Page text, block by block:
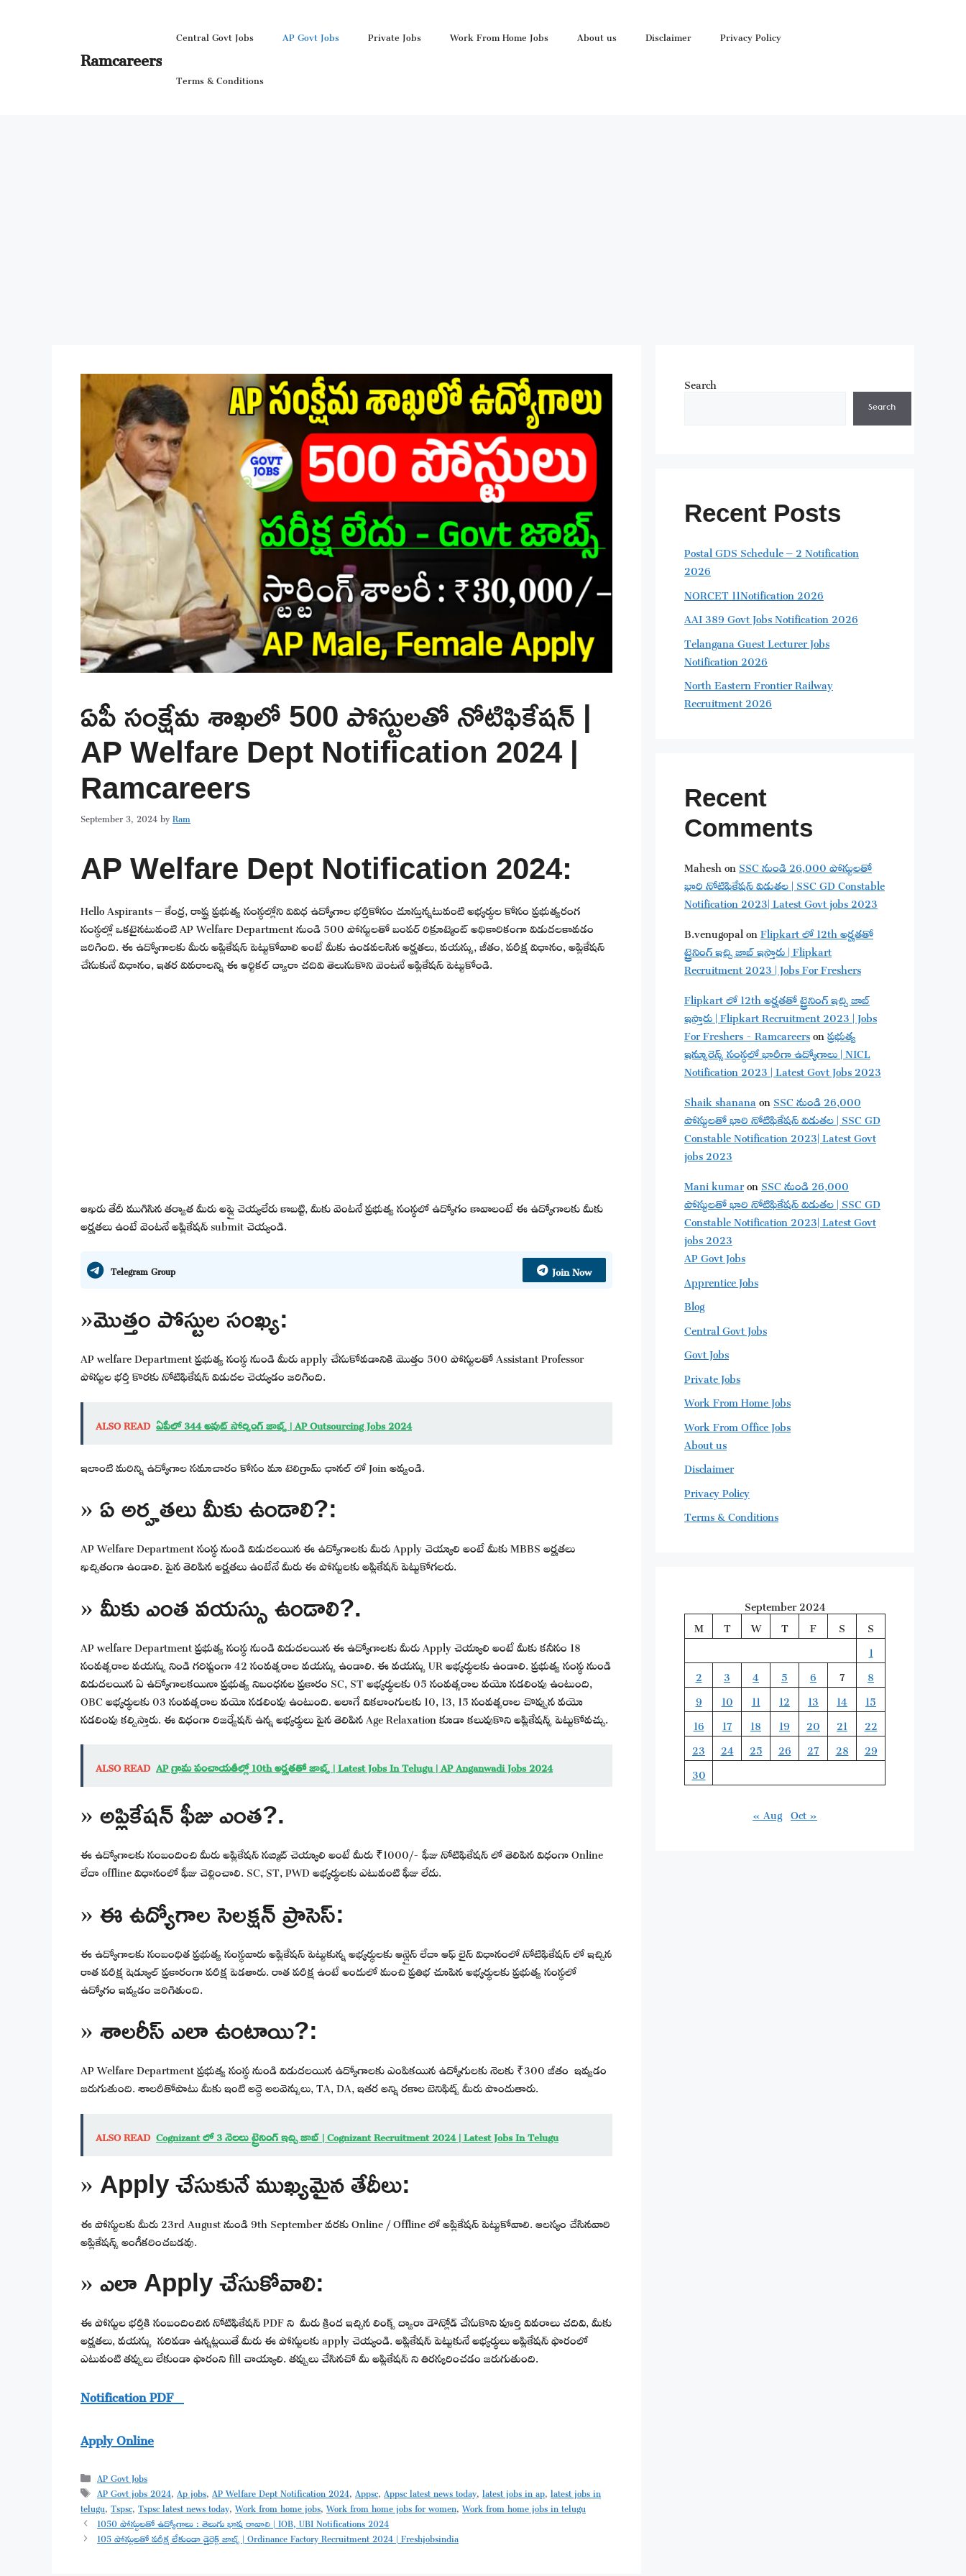
Ramcareers
Central Govt Jobs AP Govt Jobs Private Jobs Work From Home Jobs About us Disclaimer
Privacy Policy
Terms & Conditions
ఏపీ సంక్షేమ శాఖలో 500 పోస్టులతో నోటిఫికేషన్ |
AP Welfare Dept Notification 2024 |
Ramcareers
September 3, 2024byRam
AP Welfare Dept Notification 2024:
Hello Aspirants – కేంద్ర, రాష్ట్ర ప్రభుత్వ సంస్థల్లోని వివిధ ఉద్యోగాల భర్తీకోసం చూస్తున్నటువంటి అభ్యర్థుల కోసం ప్రభుత్వరంగ
సంస్థల్లో ఒకటైనటువంటి AP Welfare Department నుండి 500 పోస్టులతో బంపర్ రిక్రూట్మెంట్ అధికారికంగా విడుదలకావడం
జరిగింది. ఈ ఉద్యోగాలకు మీరు అప్లికేషన్ పెట్టుకోవాలి అంటే మీకు ఉండవలసిన అర్హతలు, వయస్సు, జీతం, పరీక్ష విధానం, అప్లికేషన్
చేసుకునే విధానం, ఇతర వివరాలన్ని ఈ ఆర్టికల్ ద్వారా చదివి తెలుసుకొని వెంటనే అప్లికేషన్ పెట్టుకోండి.
ఆఖరు తేదీ ముగిసిన తర్వాత మీరు అప్లై చెయ్యలేరు కాబట్టి, మీకు వెంటనే ప్రభుత్వ సంస్థలో ఉద్యోగం కావాలంటే ఈ ఉద్యోగాలకు మీకు
అర్హతలు ఉంటే వెంటనే అప్లికేషన్ submit చెయ్యండి.
Telegram Group Join Now
»మొత్తం పోస్టుల సంఖ్య:
AP welfare Department ప్రభుత్వ సంస్థ నుండి మీరు apply చేసుకోవడానికి మొత్తం 500 పోస్టులతో Assistant Professor
పోస్టుల భర్తీ కొరకు నోటిఫికేషన్ విడుదల చెయ్యడం జరిగింది.
ALSO READ ఏపీలో 344 అవుట్ సోర్సింగ్ జాబ్స్ | AP Outsourcing Jobs 2024
ఇలాంటి మరిన్ని ఉద్యోగాల సమాచారం కోసం మా టెలిగ్రామ్ ఛానల్ లో Join అవ్వండి.
» ఏ అర్హతలు మీకు ఉండాలి?:
AP Welfare Department సంస్థ నుండి విడుదలయిన ఈ ఉద్యోగాలకు మీరు Apply చెయ్యాలి అంటే మీకు MBBS అర్హతలు
ఖచ్చితంగా ఉండాలి. పైన తెలిపిన అర్హతలు ఉంటేనే మీరు ఈ పోస్టులకు అప్లికేషన్ పెట్టుకోగలరు.
» మీకు ఎంత వయస్సు ఉండాలి?.
AP welfare Department ప్రభుత్వ సంస్థ నుండి విడుదలయిన ఈ ఉద్యోగాలకు మీరు Apply చెయ్యాలి అంటే మీకు కనీసం 18
సంవత్సరాల వయస్సు నిండి గరిష్టంగా 42 సంవత్సరాల వయస్సు ఉండాలి. ఈ వయస్సు UR అభ్యర్థులకు ఉండాలి. ప్రభుత్వ సంస్థ నుండి
విడుదలయిన ఏ ఉద్యోగాలకయినా ప్రభుత్వ నిబంధనల ప్రకారం SC, ST అభ్యర్థులకు 05 సంవత్సరాల వయో సడలింపు ఉంటుంది,
OBC అభ్యర్థులకు 03 సంవత్సరాల వయో సడలింపు ఉంటుంది. అలాగే వికలాంగులకు 10, 13, 15 సంవత్సరాల చొప్పున వయో
సడలింపు కల్పిస్తారు. ఈ విధంగా రిజర్వేషన్ ఉన్న అభ్యర్థులు పైన తెలిపిన Age Relaxation కూడా కలుపుకొని అప్లికేషన్స్ పెట్టుకోవచ్చు.
ALSO READ AP గ్రామ పంచాయతీల్లో 10th అర్హతతో జాబ్స్ | Latest Jobs In Telugu | AP Anganwadi Jobs 2024
» అప్లికేషన్ ఫీజు ఎంత?.
ఈ ఉద్యోగాలకు సంబందించి మీరు అప్లికేషన్ సబ్మిట్ చెయ్యాలి అంటే మీరు ₹1000/- ఫీజు నోటిఫికేషన్ లో తెలిపిన విధంగా Online
లేదా offline విధానంలో ఫీజు చెల్లించాలి. SC, ST, PWD అభ్యర్థులకు ఎటువంటి ఫీజు లేదు.
» ఈ ఉద్యోగాల సెలక్షన్ ప్రాసెస్:
ఈ ఉద్యోగాలకు సంబంధిత ప్రభుత్వ సంస్థవారు అప్లికేషన్ పెట్టుకున్న అభ్యర్థులకు ఆన్లైన్ లేదా ఆఫ్ లైన్ విధానంలో నోటిఫికేషన్ లో ఇచ్చిన
రాత పరీక్ష షెడ్యూల్ ప్రకారంగా పరీక్ష పెడతారు. రాత పరీక్ష ఉంటే అందులో మంచి ప్రతిభ చూపిన అభ్యర్థులకు ప్రభుత్వ సంస్థలో
ఉద్యోగం ఇవ్వడం జరిగితుంది.
» శాలరీస్ ఎలా ఉంటాయి?:
AP Welfare Department ప్రభుత్వ సంస్థ నుండి విడుదలయిన ఉద్యోగాలకు ఎంపికయిన ఉద్యోగులకు నెలకు ₹300 జీతం ఇవ్వడం
జరుగుతుంది. శాలరీతోపాటు మీకు ఇంటి అద్దె అలవెన్సులు, TA, DA, ఇతర అన్ని రకాల బెనిఫిట్స్ మీరు పొందుతారు.
ALSO READ Cognizant లో 3 నెలలు ట్రైనింగ్ ఇచ్చి జాబ్ | Cognizant Recruitment 2024 | Latest Jobs In Telugu
» Apply చేసుకునే ముఖ్యమైన తేదీలు:
ఈ పోస్టులకు మీరు 23rd August నుండి 9th September వరకు Online / Offline లో అప్లికేషన్ పెట్టుకోవాలి. ఆలస్యం చేసినవారి
అప్లికేషన్స్ అంగీకరించబడవు.
» ఎలా Apply చేసుకోవాలి:
ఈ పోస్టుల భర్తీకి సంబందించిన నోటిఫికేషన్ PDF ని మీరు క్రింద ఇచ్చిన లింక్స్ ద్వారా డౌన్లోడ్ చేసుకొని పూర్తి వివరాలు చదివి, మీకు
అర్హతలు, వయస్సు సరిపడా ఉన్నట్లయితే మీరు ఈ పోస్టులకు apply చెయ్యండి. అప్లికేషన్ పెట్టుకునే అభ్యర్థులు అప్లికేషన్ ఫారంలో
ఎటువంటి తప్పులు లేకుండా ఫారంని fill చాయ్యాలి. తప్పులు చేసినచో మీ అప్లికేషన్ ని తిరస్కరించడం జరుగుతుంది.
Notification PDF
Apply Online
Categories
AP Govt Jobs
Tags
AP Govt jobs 2024,Ap jobs,AP Welfare Dept Notification 2024,Appsc,Appsc latest news today,latest jobs in ap,latest jobs in
telugu,Tspsc,Tspsc latest news today,Work from home jobs,Work from home jobs for women,Work from home jobs in telugu
1050 పోస్టులతో ఉద్యోగాలు : తెలుగు భాష రావాలి | IOB, UBI Notifications 2024
105 పోస్టులతో పరీక్ష లేకుండా డైరెక్ట్ జాబ్స్ | Ordinance Factory Recruitment 2024 | Freshjobsindia
Search
Search
Recent Posts
Postal GDS Schedule – 2 Notification
2026
NORCET 11Notification 2026
AAI 389 Govt Jobs Notification 2026
Telangana Guest Lecturer Jobs
Notification 2026
North Eastern Frontier Railway
Recruitment 2026
Recent
Comments
MaheshonSSC నుండి 26,000 పోస్టులతో
భారి నోటిఫికేషన్ విడుతల | SSC GD Constable
Notification 2023| Latest Govt jobs 2023
B.venugopalonFlipkart లో 12th అర్హతతో
ట్రైనింగ్ ఇచ్చి జాబ్ ఇస్తారు | Flipkart
Recruitment 2023 | Jobs For Freshers
Flipkart లో 12th అర్హతతో ట్రైనింగ్ ఇచ్చి జాబ్
ఇస్తారు | Flipkart Recruitment 2023 | Jobs
For Freshers - Ramcareersonప్రభుత్వ
ఇన్సూరెన్స్ సంస్థలో భారీగా ఉద్యోగాలు | NICL
Notification 2023 | Latest Govt Jobs 2023
Shaik shananaonSSC నుండి 26,000
పోస్టులతో భారి నోటిఫికేషన్ విడుతల | SSC GD
Constable Notification 2023| Latest Govt
jobs 2023
Mani kumaronSSC నుండి 26,000
పోస్టులతో భారి నోటిఫికేషన్ విడుతల | SSC GD
Constable Notification 2023| Latest Govt
jobs 2023
AP Govt Jobs
Apprentice Jobs
Blog
Central Govt Jobs
Govt Jobs
Private Jobs
Work From Home Jobs
Work From Office Jobs
About us
Disclaimer
Privacy Policy
Terms & Conditions
September 2024
M
T W T F S
S
1
2
3 4 5 6 7
8
9
10 11 12 13 14
15
16
17 18 19 20 21
22
23
24 25 26 27 28
29
30
« Aug Oct »